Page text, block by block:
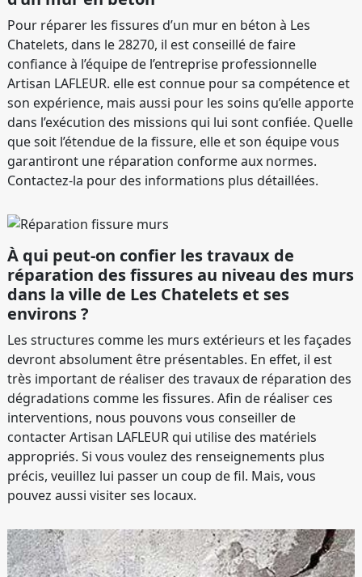
Pour réparer les fissures d’un mur en béton à Les
Chatelets, dans le 28270, il est conseillé de faire
confiance à l’équipe de l’entreprise professionnelle
Artisan LAFLEUR. elle est connue pour sa compétence et
son expérience, mais aussi pour les soins qu’elle apporte
dans l’exécution des missions qui lui sont confiée. Quelle
que soit l’étendue de la fissure, elle et son équipe vous
garantiront une réparation conforme aux normes.
Contactez-la pour des informations plus détaillées.
À qui peut-on confier les travaux de
réparation des fissures au niveau des murs
dans la ville de Les Chatelets et ses
environs ?
Les structures comme les murs extérieurs et les façades
devront absolument être présentables. En effet, il est
très important de réaliser des travaux de réparation des
dégradations comme les fissures. Afin de réaliser ces
interventions, nous pouvons vous conseiller de
contacter Artisan LAFLEUR qui utilise des matériels
appropriés. Si vous voulez des renseignements plus
précis, veuillez lui passer un coup de fil. Mais, vous
pouvez aussi visiter ses locaux.